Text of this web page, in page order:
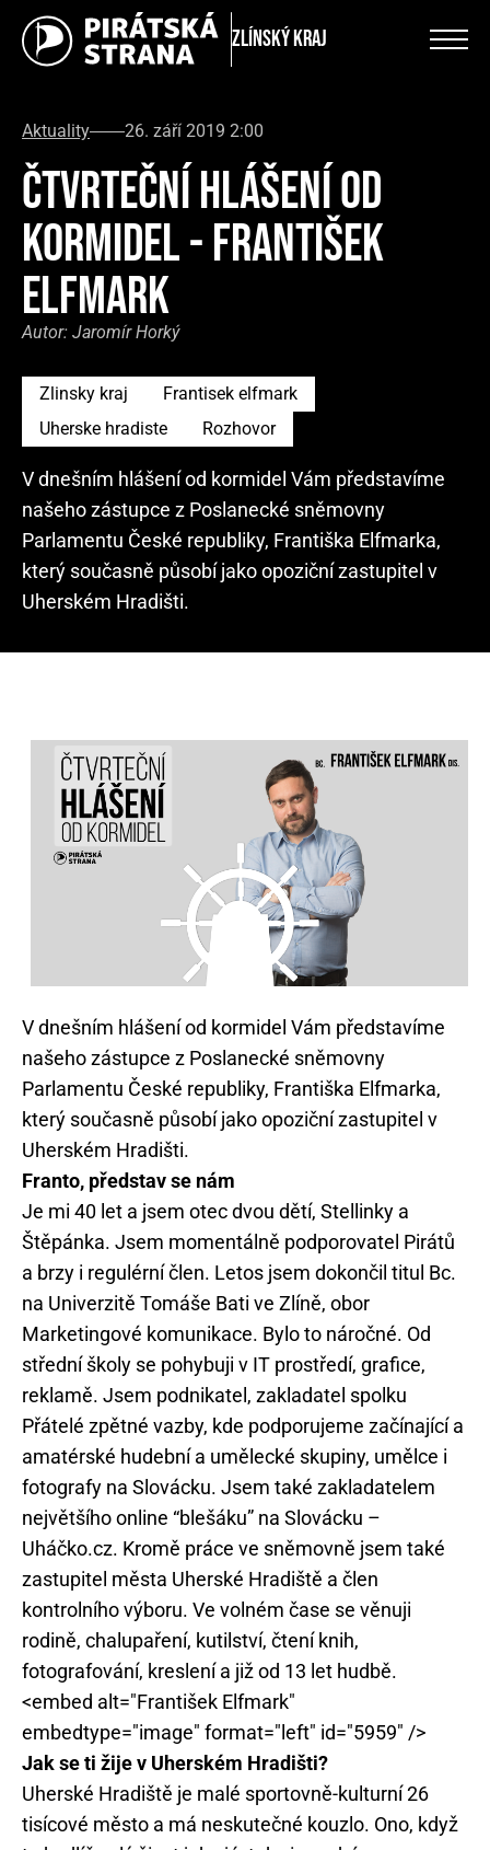
Zlínský kraj
Aktuality 26. září 2019 2:00
ČTVRTEČNÍ HLÁŠENÍ OD
KORMIDEL - FRANTIŠEK
ELFMARK
Autor: Jaromír Horký
Zlinsky kraj
Frantisek elfmark
Uherske hradiste
Rozhovor
V dnešním hlášení od kormidel Vám představíme
našeho zástupce z Poslanecké sněmovny
Parlamentu České republiky, Františka Elfmarka,
který současně působí jako opoziční zastupitel v
Uherském Hradišti.
V dnešním hlášení od kormidel Vám představíme
našeho zástupce z Poslanecké sněmovny
Parlamentu České republiky, Františka Elfmarka,
který současně působí jako opoziční zastupitel v
Uherském Hradišti.
Franto, představ se nám
Je mi 40 let a jsem otec dvou dětí, Stellinky a
Štěpánka. Jsem momentálně podporovatel Pirátů
a brzy i regulérní člen. Letos jsem dokončil titul Bc.
na Univerzitě Tomáše Bati ve Zlíně, obor
Marketingové komunikace. Bylo to náročné. Od
střední školy se pohybuji v IT prostředí, grafice,
reklamě. Jsem podnikatel, zakladatel spolku
Přátelé zpětné vazby, kde podporujeme začínající a
amatérské hudební a umělecké skupiny, umělce i
fotografy na Slovácku. Jsem také zakladatelem
největšího online “blešáku” na Slovácku –
Uháčko.cz. Kromě práce ve sněmovně jsem také
zastupitel města Uherské Hradiště a člen
kontrolního výboru. Ve volném čase se věnuji
rodině, chalupaření, kutilství, čtení knih,
fotografování, kreslení a již od 13 let hudbě.
<embed alt="František Elfmark"
embedtype="image" format="left" id="5959" />
Jak se ti žije v Uherském Hradišti?
Uherské Hradiště je malé sportovně-kulturní 26
tisícové město a má neskutečné kouzlo. Ono, když